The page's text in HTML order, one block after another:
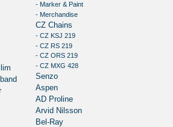
- Marker & Paint
- Merchandise
CZ Chains
- CZ KSJ 219
- CZ RS 219
- CZ ORS 219
- CZ MXG 428
Senzo
Aspen
AD Proline
Arvid Nilsson
Bel-Ray